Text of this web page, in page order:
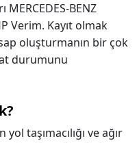
MERCEDES-BENZ
Verim. Kayıt olmak
oluşturmanın bir çok
durumunu
yol taşımacılığı ve ağır